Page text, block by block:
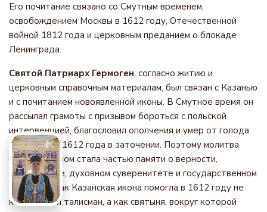
Его почитание связано со Смутным временем,
освобождением Москвы в 1612 году, Отечественной
войной 1812 года и церковным преданием о блокаде
Ленинграда.
Святой Патриарх Гермоген, согласно житию и
церковным справочным материалам, был связан с Казанью
и с почитанием новоявленной иконы. В Смутное время он
рассылал грамоты с призывом бороться с польской
интервенцией, благословил ополчения и умер от голода
17 февраля 1612 года в заточении. Поэтому молитва
перед образом стала частью памяти о верности,
патриотизме, духовном суверенитете и государственном
единстве. Так Казанская икона помогла в 1612 году не
как военный талисман, а как святыня, вокруг которой